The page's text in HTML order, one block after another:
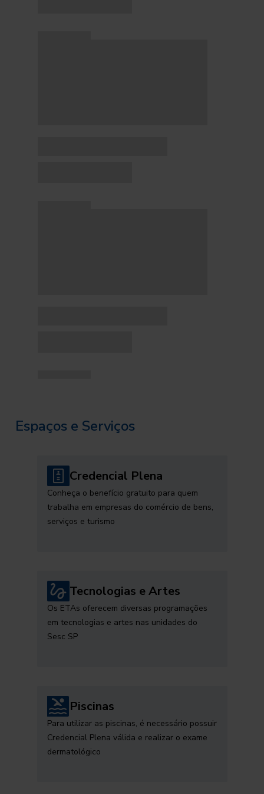
Espaços e Serviços
Credencial Plena
Conheça o benefício gratuito para quem
trabalha em empresas do comércio de bens,
serviços e turismo
Tecnologias e Artes
Os ETAs oferecem diversas programações
em tecnologias e artes nas unidades do
Sesc SP
Piscinas
Para utilizar as piscinas, é necessário possuir
Credencial Plena válida e realizar o exame
dermatológico